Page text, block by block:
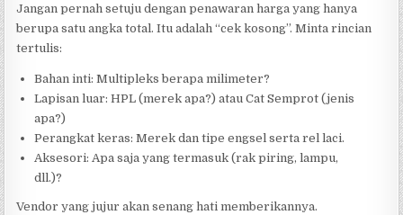
Jangan pernah setuju dengan penawaran harga yang hanya
berupa satu angka total. Itu adalah “cek kosong”. Minta rincian
tertulis:
Bahan inti: Multipleks berapa milimeter?
Lapisan luar: HPL (merek apa?) atau Cat Semprot (jenis
apa?)
Perangkat keras: Merek dan tipe engsel serta rel laci.
Aksesori: Apa saja yang termasuk (rak piring, lampu,
dll.)?
Vendor yang jujur akan senang hati memberikannya.